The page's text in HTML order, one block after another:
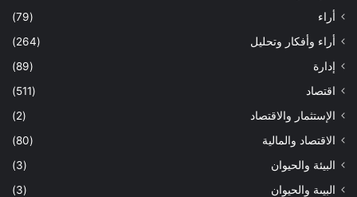
أراء
(79)
أراء وأفكار وتحليل
(264)
إدارة
(89)
اقتصاد
(511)
الإستثمار والاقتصاد
(2)
الاقتصاد والمالية
(80)
البيئة والحيوان
(3)
البيىة والحيوان
(3)